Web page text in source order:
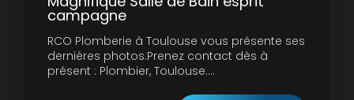
campagne
RCO Plomberie à Toulouse vous présente ses
dernières photos.Prenez contact dès à
présent : Plombier, Toulouse....